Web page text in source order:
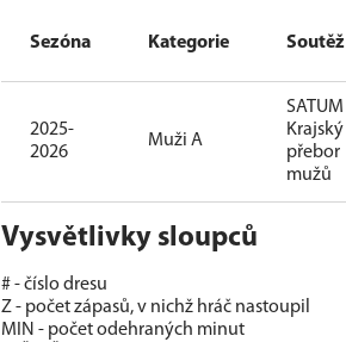
Sezóna Kategorie Soutěž
2025-
2026
Muži A
SATUM
Krajský
přebor
mužů
Vysvětlivky sloupců
# - číslo dresu
Z - počet zápasů, v nichž hráč nastoupil
MIN - počet odehraných minut